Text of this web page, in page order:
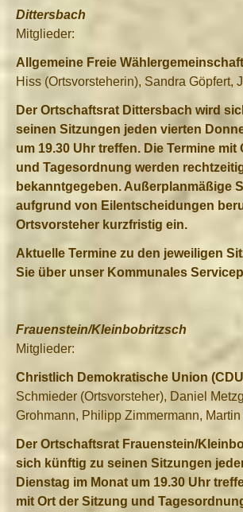
Dittersbach
Mitglieder:
Allgemeine Freie
Hiss (Ortsvorsteherin), Sandra Göpfert,
Der Ortschaftsrat Dittersbach wird
seinen Sitzungen jeden vierten
um 19.30 Uhr treffen. Die Termine mit
und Tagesordnung werden
bekanntgegeben. Außerplanmäßige
aufgrund von Eilentscheidungen
Ortsvorsteher kurzfristig ein.
Aktuelle Termine zu den jeweiligen
Sie über unser Kommunales
Frauenstein/Kleinbobritzsch
Mitglieder:
Christlich Demokratische Union
Schmieder (Ortsvorsteher), Daniel
Grohmann, Philipp Zimmermann, Martin
Der Ortschaftsrat Frauenstein/
sich künftig zu seinen Sitzungen
Dienstag im Monat um 19.30 Uhr
mit Ort der Sitzung und